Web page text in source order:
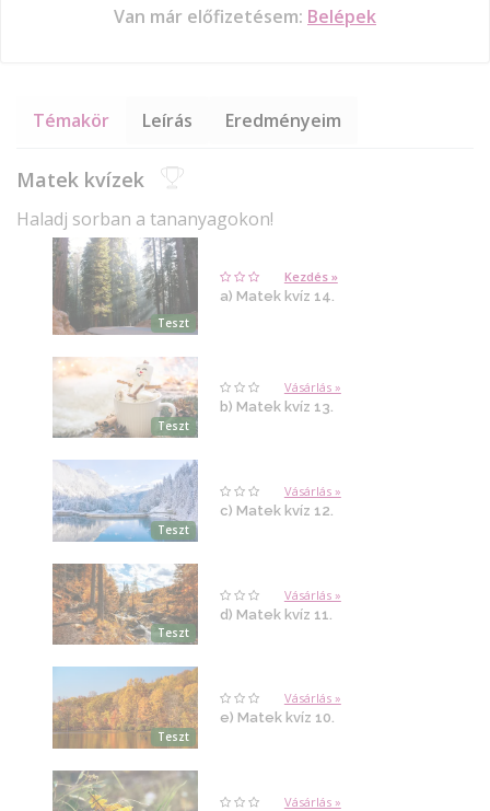
Van már előfizetésem: Belépek
Témakör Leírás Eredményeim
Matek kvízek
Haladj sorban a tananyagokon!
Teszt
Kezdés »
a) Matek kvíz 14.
Teszt
Vásárlás »
b) Matek kvíz 13.
Teszt
Vásárlás »
c) Matek kvíz 12.
Teszt
Vásárlás »
d) Matek kvíz 11.
Teszt
Vásárlás »
e) Matek kvíz 10.
Vásárlás »